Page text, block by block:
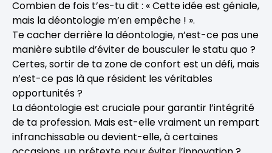
Combien de fois t’es-tu dit : « Cette idée est géniale,
mais la déontologie m’en empêche ! ».
Te cacher derrière la déontologie, n’est-ce pas une
manière subtile d’éviter de bousculer le statu quo ?
Certes, sortir de ta zone de confort est un défi, mais
n’est-ce pas là que résident les véritables
opportunités ?
La déontologie est cruciale pour garantir l’intégrité
de ta profession. Mais est-elle vraiment un rempart
infranchissable ou devient-elle, à certaines